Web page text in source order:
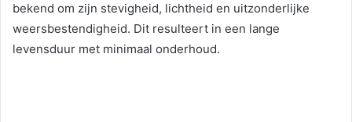
bekend om zijn stevigheid, lichtheid en uitzonderlijke
weersbestendigheid. Dit resulteert in een lange
levensduur met minimaal onderhoud.